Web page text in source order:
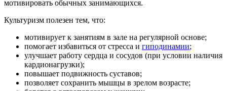
мотивировать обычных занимающихся.
Культуризм полезен тем, что:
мотивирует к занятиям в зале на регулярной основе;
помогает избавиться от стресса и гиподинамии;
улучшает работу сердца и сосудов (при условии наличия
кардионагрузки);
повышает подвижность суставов;
позволяет сохранить мышцы в зрелом возрасте;